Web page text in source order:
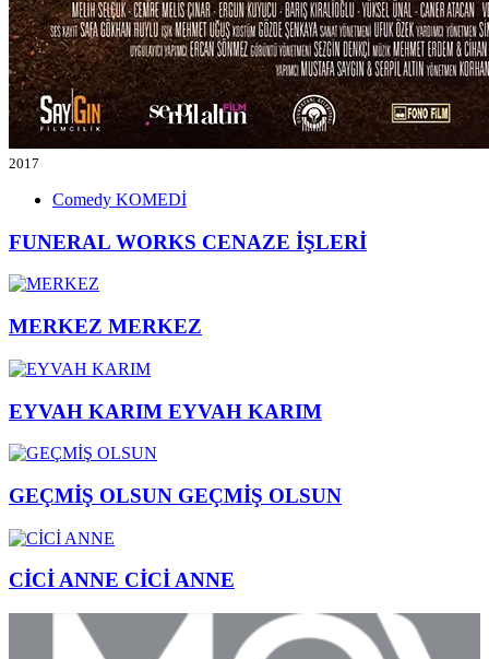
2017
Comedy KOMEDİ
FUNERAL WORKS CENAZE İŞLERİ
MERKEZ MERKEZ
EYVAH KARIM EYVAH KARIM
GEÇMİŞ OLSUN GEÇMİŞ OLSUN
CİCİ ANNE CİCİ ANNE